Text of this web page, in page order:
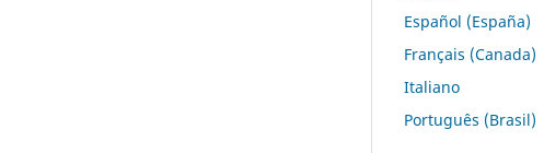
Español (España)
Français (Canada)
Italiano
Português (Brasil)